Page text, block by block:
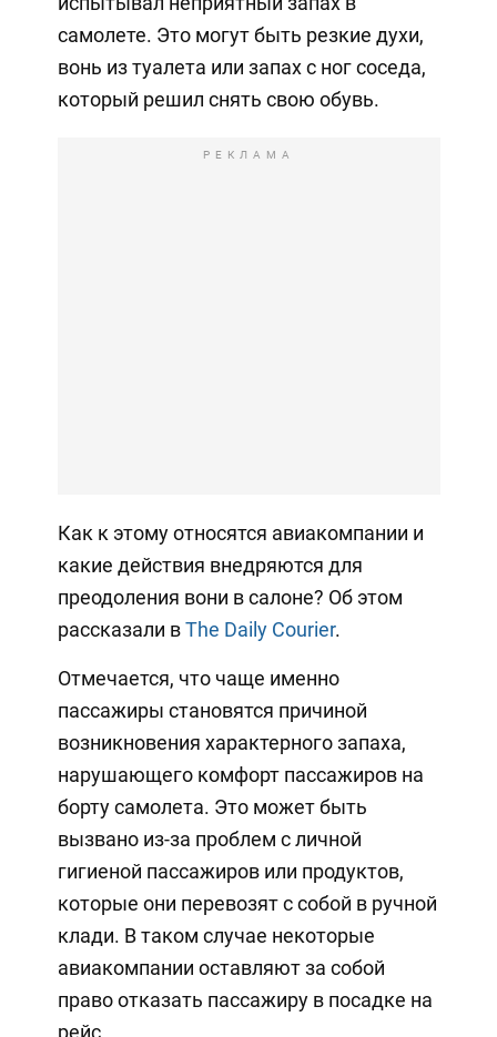
самолете. Это могут быть резкие духи,
вонь из туалета или запах с ног соседа,
который решил снять свою обувь.
РЕКЛАМА
Как к этому относятся авиакомпании и
какие действия внедряются для
преодоления вони в салоне? Об этом
рассказали вThe Daily Courier.
Отмечается, что чаще именно
пассажиры становятся причиной
возникновения характерного запаха,
нарушающего комфорт пассажиров на
борту самолета. Это может быть
вызвано из-за проблем с личной
гигиеной пассажиров или продуктов,
которые они перевозят с собой в ручной
клади. В таком случае некоторые
авиакомпании оставляют за собой
право отказать пассажиру в посадке на